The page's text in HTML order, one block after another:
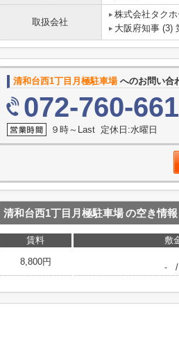
取扱会社
株式会社タクホ
大阪府知事 (3)
清和台西1丁目月極駐車場へのお問い合
072-760-
９時～Last 定休日:水曜日
清和台西1丁目月極駐車場の空き情報
賃料 敷
8,800円
- /